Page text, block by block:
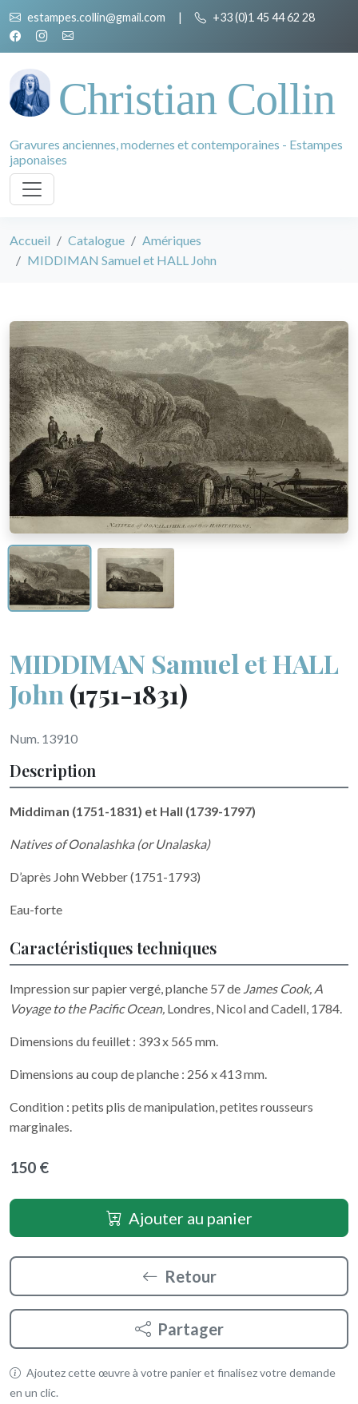
estampes.collin@gmail.com | +33 (0)1 45 44 62 28
Christian Collin
Gravures anciennes, modernes et contemporaines - Estampes
japonaises
Accueil Catalogue
Amériques
MIDDIMAN Samuel et HALL John
MIDDIMAN Samuel et HALL
John (1751-1831)
Num. 13910
Description
Middiman (1751-1831) et Hall (1739-1797)
Natives of Oonalashka (or Unalaska)
D’après John Webber (1751-1793)
Eau-forte
Caractéristiques techniques
Impression sur papier vergé, planche 57 de James Cook, A
Voyage to the Pacific Ocean, Londres, Nicol and Cadell, 1784.
Dimensions du feuillet : 393 x 565 mm.
Dimensions au coup de planche : 256 x 413 mm.
Condition : petits plis de manipulation, petites rousseurs
marginales.
150 €
Ajouter au panier
Retour
Partager
Ajoutez cette œuvre à votre panier et finalisez votre demande
en un clic.